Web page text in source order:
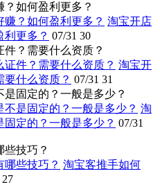
如何盈利更多？
淘宝开店
利更多？ 07/31 30
？需要什么资质？
淘宝开
什么资质？ 07/31 31
固定的？一般是多少？
淘
定的？一般是多少？ 07/31
些技巧？
淘宝客推手如何
27